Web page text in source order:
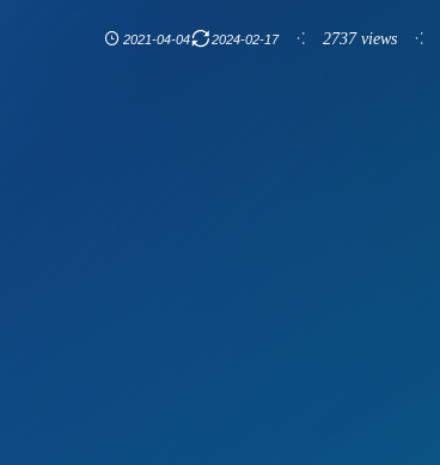
2021-04-04 2024-02-17 2737 views